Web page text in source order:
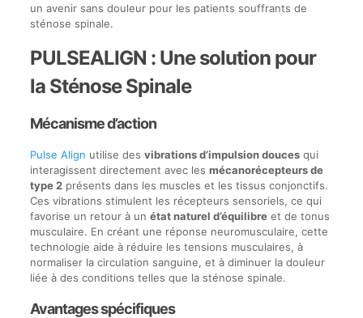
un avenir sans douleur pour les patients souffrants de
sténose spinale.
PULSEALIGN : Une solution pour
la Sténose Spinale
Mécanisme d’action
Pulse Align utilise des vibrations d’impulsion doucesqui
interagissent directement avec les mécanorécepteurs de
type 2présents dans les muscles et les tissus conjonctifs.
Ces vibrations stimulent les récepteurs sensoriels, ce qui
favorise un retour à un état naturel d’équilibreet de tonus
musculaire. En créant une réponse neuromusculaire, cette
technologie aide à réduire les tensions musculaires, à
normaliser la circulation sanguine, et à diminuer la douleur
liée à des conditions telles que la sténose spinale.
Avantages spécifiques